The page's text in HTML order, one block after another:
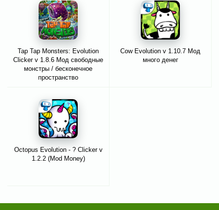
Tap Tap Monsters: Evolution
Clicker v 1.8.6 Мод свободные
монстры / бесконечное
пространство
Cow Evolution v 1.10.7 Мод
много денег
Octopus Evolution - ? Clicker v
1.2.2 (Mod Money)